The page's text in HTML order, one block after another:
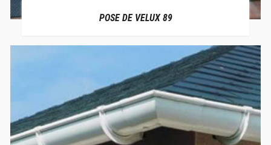
POSE DE VELUX 89